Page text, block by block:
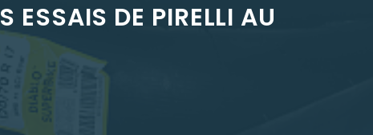
ESSAIS DE PIRELLI AU